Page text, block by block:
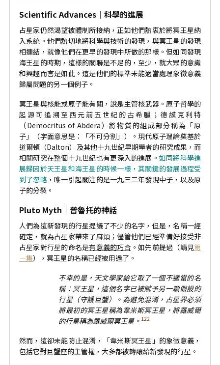
Scientific Advances｜ 科學的進展
占星家仍然渴望被體制所接納，正如他們熱衷於將冥王星納
入系統。他們熱切地將科學與技術的發現，與冥王星的發現
相連結，就像他們在更早的發現中所做的那樣。但如同發現
海王星的時期，這樣的關聯是不足的，至少，就大眾的意識
和興趣而言是如此。這是他們的標準未能適當處理象徵意義
歸屬問題的另一個例子。
冥王星與核能或原子能有關，說是主管核武器。原子哲學的
起源可追溯至西元前五世紀的古希臘；德謨克利特
（Democritus of Abdera）將物質的組成部分稱為「原
子」（字面意思是：「不可分割」）。現代原子理論奠基於
道爾頓（Dalton）及其他十九世紀早期學者的研究成果，而
相關研究在整個十九世紀也有更深入的進展。 如同將科學進
展歸因於天王星和海王星的時候一樣，其關鍵的發展過程受
到了忽略，唯一引起關注的是一九三二年發現中子，以及原
子的分裂。
Pluto Myth｜ 普魯托的神話
人們為這新發現的行星提議了不少的名字，但是，名稱一經
確定，就為占星家帶來了麻煩；儘管他們已經準備好接受非
占星家對行星的命名是有意義的巧合。如先前提過（請見第
一集），冥王星的名稱已經被用過了。
不幸的是，天文學家給它取了一個不適當的名
稱：冥王星，這個名字已被賦予另一顆假設的
行星（守護巨蟹）。為避免混淆，占星界必須
將最初的冥王星稱為韋米斯冥王星，將羅威爾
的行星稱為羅威爾冥王星。 122
然而，這卻未能防止混淆，「韋米斯冥王星」的象徵意義，
包括它對巨蟹座的主管權，大多都被轉讓給新發現的行星。